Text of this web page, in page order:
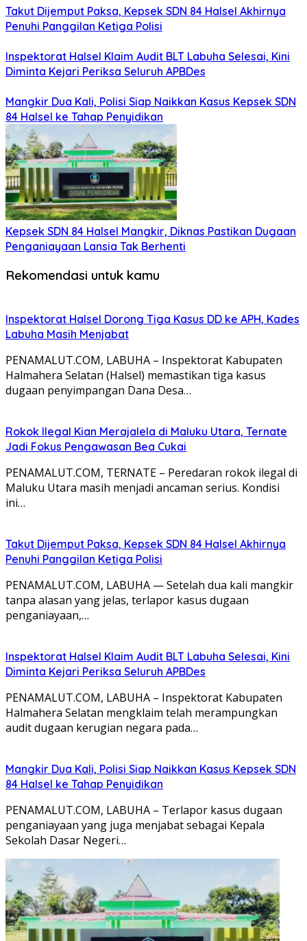
Takut Dijemput Paksa, Kepsek SDN 84 Halsel Akhirnya
Penuhi Panggilan Ketiga Polisi
Inspektorat Halsel Klaim Audit BLT Labuha Selesai, Kini
Diminta Kejari Periksa Seluruh APBDes
Mangkir Dua Kali, Polisi Siap Naikkan Kasus Kepsek SDN
84 Halsel ke Tahap Penyidikan
Kepsek SDN 84 Halsel Mangkir, Diknas Pastikan Dugaan
Penganiayaan Lansia Tak Berhenti
Rekomendasi untuk kamu
Inspektorat Halsel Dorong Tiga Kasus DD ke APH, Kades
Labuha Masih Menjabat
PENAMALUT.COM, LABUHA – Inspektorat Kabupaten
Halmahera Selatan (Halsel) memastikan tiga kasus
dugaan penyimpangan Dana Desa…
Rokok Ilegal Kian Merajalela di Maluku Utara, Ternate
Jadi Fokus Pengawasan Bea Cukai
PENAMALUT.COM, TERNATE – Peredaran rokok ilegal di
Maluku Utara masih menjadi ancaman serius. Kondisi
ini…
Takut Dijemput Paksa, Kepsek SDN 84 Halsel Akhirnya
Penuhi Panggilan Ketiga Polisi
PENAMALUT.COM, LABUHA — Setelah dua kali mangkir
tanpa alasan yang jelas, terlapor kasus dugaan
penganiayaan,…
Inspektorat Halsel Klaim Audit BLT Labuha Selesai, Kini
Diminta Kejari Periksa Seluruh APBDes
PENAMALUT.COM, LABUHA – Inspektorat Kabupaten
Halmahera Selatan mengklaim telah merampungkan
audit dugaan kerugian negara pada…
Mangkir Dua Kali, Polisi Siap Naikkan Kasus Kepsek SDN
84 Halsel ke Tahap Penyidikan
PENAMALUT.COM, LABUHA – Terlapor kasus dugaan
penganiayaan yang juga menjabat sebagai Kepala
Sekolah Dasar Negeri…